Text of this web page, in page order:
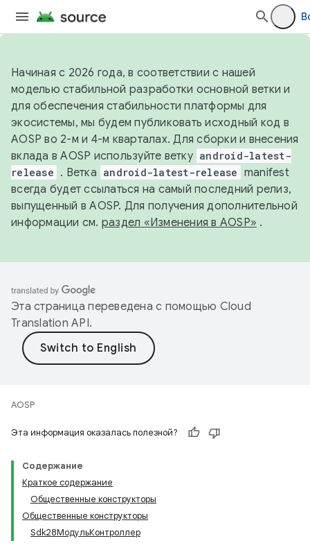
Начиная с 2026 года, в соответствии с нашей
моделью стабильной разработки основной ветки и
для обеспечения стабильности платформы для
экосистемы, мы будем публиковать исходный код в
AOSP во 2-м и 4-м кварталах. Для сборки и внесения
вклада в AOSP используйте ветку android-latest-
release . Ветка android-latest-release manifest
всегда будет ссылаться на самый последний релиз,
выпущенный в AOSP. Для получения дополнительной
информации см. раздел «Изменения в AOSP» .
Эта страница переведена с помощью Cloud
Translation API.
AOSP
Эта информация оказалась полезной?
Содержание
Краткое содержание
Общественные конструкторы
Общественные конструкторы
Sdk28МодульКонтроллер